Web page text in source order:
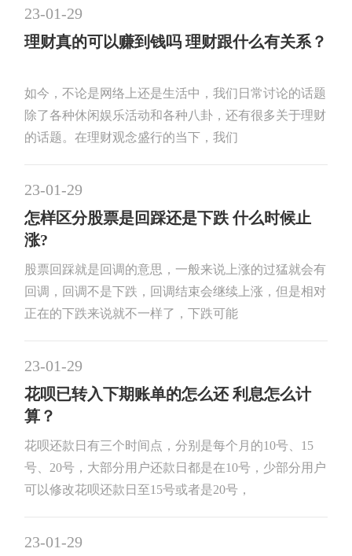
23-01-29
理财真的可以赚到钱吗 理财跟什么有关系？
如今，不论是网络上还是生活中，我们日常讨论的话题
除了各种休闲娱乐活动和各种八卦，还有很多关于理财
的话题。在理财观念盛行的当下，我们
23-01-29
怎样区分股票是回踩还是下跌 什么时候止
涨?
股票回踩就是回调的意思，一般来说上涨的过猛就会有
回调，回调不是下跌，回调结束会继续上涨，但是相对
正在的下跌来说就不一样了，下跌可能
23-01-29
花呗已转入下期账单的怎么还 利息怎么计
算？
花呗还款日有三个时间点，分别是每个月的10号、15
号、20号，大部分用户还款日都是在10号，少部分用户
可以修改花呗还款日至15号或者是20号，
23-01-29